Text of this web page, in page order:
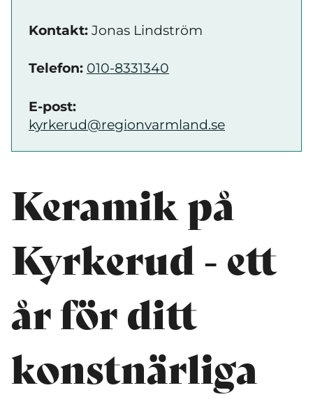
Kontakt: Jonas Lindström
Telefon: 010-8331340
E-post:
kyrkerud@regionvarmland.se
Keramik på
Kyrkerud - ett
år för ditt
konstnärliga